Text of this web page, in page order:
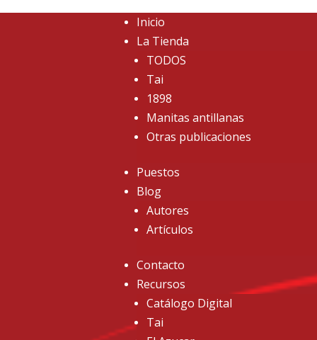
Inicio
La Tienda
TODOS
Tai
1898
Manitas antillanas
Otras publicaciones
Puestos
Blog
Autores
Artículos
Contacto
Recursos
Catálogo Digital
Tai